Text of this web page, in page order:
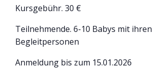
Kursgebühr. 30 €
Teilnehmende. 6-10 Babys mit ihren
Begleitpersonen
Anmeldung bis zum 15.01.2026